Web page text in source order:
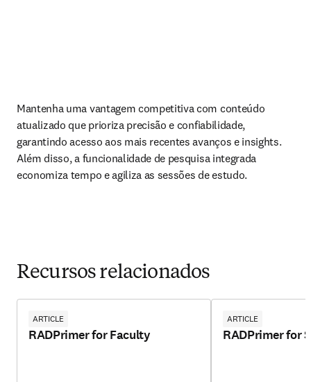
Mantenha uma vantagem competitiva com conteúdo
atualizado que prioriza precisão e confiabilidade,
garantindo acesso aos mais recentes avanços e insights.
Além disso, a funcionalidade de pesquisa integrada
economiza tempo e agiliza as sessões de estudo.
Recursos relacionados
ARTICLE
RADPrimer for Faculty
ARTICLE
RADPrimer for